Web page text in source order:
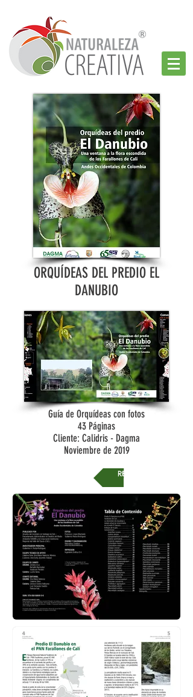
ORQUÍDEAS DEL PREDIO EL
DANUBIO
Guía de Orquídeas con fotos
43 Páginas
Cliente: Calidris - Dagma
Noviembre de 2019
REGRESAR